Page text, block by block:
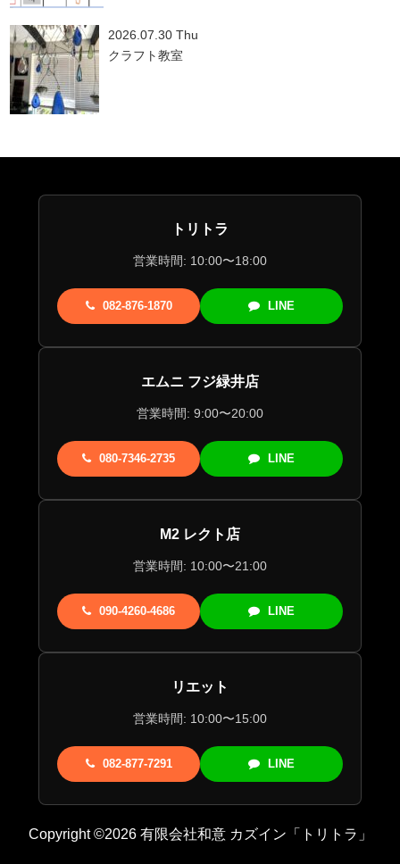
2026.07.30 Thu
クラフト教室
トリトラ
営業時間: 10:00〜18:00
082-876-1870 LINE
エムニ フジ緑井店
営業時間: 9:00〜20:00
080-7346-2735 LINE
M2 レクト店
営業時間: 10:00〜21:00
090-4260-4686 LINE
リエット
営業時間: 10:00〜15:00
082-877-7291 LINE
Copyright ©2026 有限会社和意 カズイン「トリトラ」